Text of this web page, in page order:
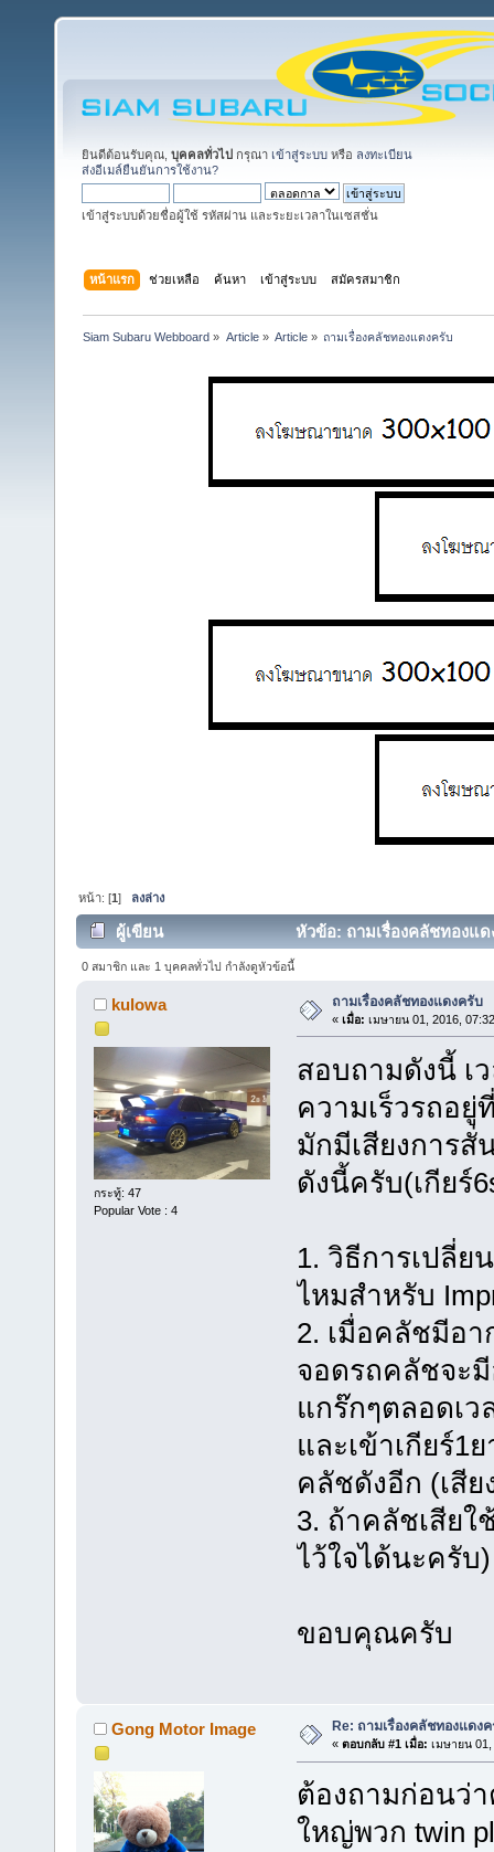
ยินดีต้อนรับคุณ, บุคคลทั่วไป กรุณา เข้าสู่ระบบ หรือ ลงทะเบียน
ส่งอีเมล์ยืนยันการใช้งาน?
เข้าสู่ระบบด้วยชื่อผู้ใช้ รหัสผ่าน และระยะเวลาในเซสชั่น
หน้าแรก ช่วยเหลือ ค้นหา เข้าสู่ระบบ สมัครสมาชิก
Siam Subaru Webboard » Article» Article» ถามเรื่องคลัชทองแดงครับ
หน้า: [1] ลงล่าง
ผู้เขียน หัวข้อ: ถามเรื่องคลัชทองแ
0 สมาชิก และ 1 บุคคลทั่วไป กำลังดูหัวข้อนี้
kulowa
กระทู้: 47
Popular Vote : 4
ถามเรื่องคลัชทองแดงครับ
« เมื่อ: เมษายน 01, 2016,
สอบถามดังนี้ เ
ความเร็วรถอยู่
มักมีเสียงการ
ดังนี้ครับ(เกียร์
1. วิธีการเปลี่ย
ไหมสำหรับ
2. เมื่อคลัชมีอา
จอดรถคลัชจะ
แกร๊กๆตลอดเว
และเข้าเกียร์1
คลัชดังอีก (เสี
3. ถ้าคลัชเสีย
ไว้ใจได้นะครับ)
ขอบคุณครับ
Gong Motor Image Re: ถามเรื่องคลัชทองแดง
« ตอบกลับ #1 เมื่อ: เมษายน
ต้องถามก่อนว่
ใหญ่พวก twin